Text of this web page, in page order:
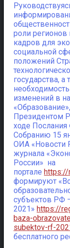
роли регионов
кадров для
социальной
положений
государства, а
изменений в
Президентом
ходе
Собранию 15
ОИА «Новости
журнала
России» на
портале https://
формируют
субъектов РФ
2021» https://
baza-
subektov-rf-
бесплатного